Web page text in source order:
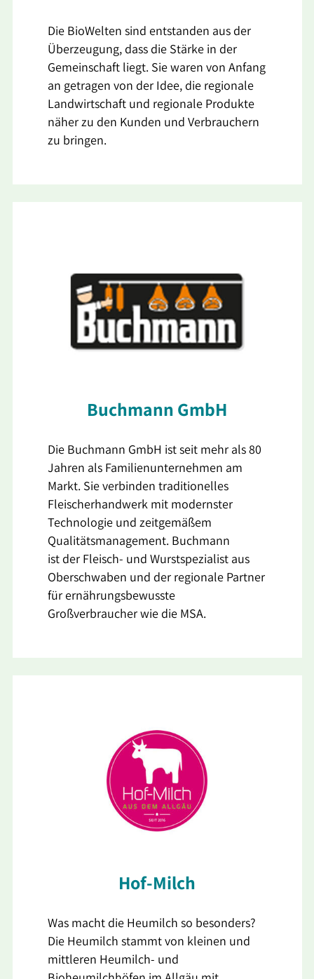
Die BioWelten sind entstanden aus der
Überzeugung, dass die Stärke in der
Gemeinschaft liegt. Sie waren von Anfang
an getragen von der Idee, die regionale
Landwirtschaft und regionale Produkte
näher zu den Kunden und Verbrauchern
zu bringen.
Buchmann GmbH
Die Buchmann GmbH ist seit mehr als 80
Jahren als Familienunternehmen am
Markt. Sie verbinden traditionelles
Fleischerhandwerk mit modernster
Technologie und zeitgemäßem
Qualitätsmanagement. Buchmann
ist der Fleisch- und Wurstspezialist aus
Oberschwaben und der regionale Partner
für ernährungsbewusste
Großverbraucher wie die MSA.
Hof-Milch
Was macht die Heumilch so besonders?
Die Heumilch stammt von kleinen und
mittleren Heumilch- und